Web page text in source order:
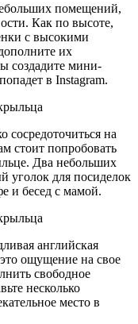
помещений,
Как по высоте,
с высокими
их
создадите мини-
в Instagram.
сосредоточиться на
стоит попробовать
Два небольших
уголок для посиделок
и бесед с мамой.
английская
ощущение на свое
свободное
несколько
место в